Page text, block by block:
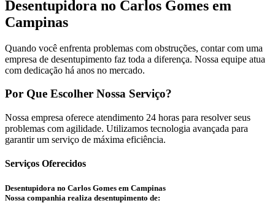
Desentupidora no Carlos Gomes em
Campinas
Quando você enfrenta problemas com obstruções, contar com uma
empresa de desentupimento faz toda a diferença. Nossa equipe atua
com dedicação há anos no mercado.
Por Que Escolher Nossa Serviço?
Nossa empresa oferece atendimento 24 horas para resolver seus
problemas com agilidade. Utilizamos tecnologia avançada para
garantir um serviço de máxima eficiência.
Serviços Oferecidos
Desentupidora no Carlos Gomes em Campinas
Nossa companhia realiza desentupimento de: